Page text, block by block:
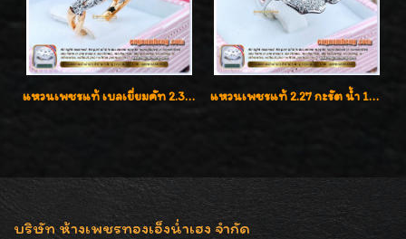
แหวนเพชรแท้ เบลเยี่ยมคัท 2.39 กะรัต น้ำ 98 F-Color/VVS ดีไซน์หน้ากว้างหรูเต็มนิ้ว แหวนเพชรแท้ 2.27 กะรัต น้ำ 100% เบลเยี่ยมคัท ลวดลายดอกกุหลาบหรู
บริษัท ห้างเพชรทองเอ็งน่ำเฮง จำกัด